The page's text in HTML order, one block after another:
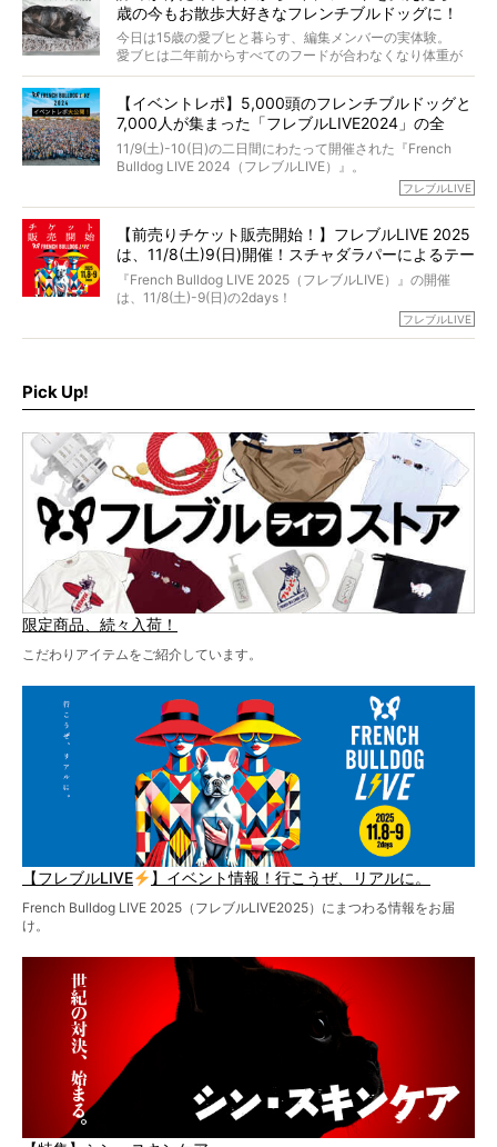
さらには、霊感がない人でも愛犬が成仏したことを知る方
法まで。
お笑い芸人だからこそ暗くなりすぎない、むしろ心がスッ
と軽くなる。
永久保存版のスペシャル対談です！
僧侶としての名は「靖賢（せいけん）」。
当時54歳という年齢にして、なぜ動物専門僧侶という道を
選んだのか。
また、愛犬の旅立ちとどのように向き合うべきなのか。
た。
歳の今もお散歩大好きなフレンチブルドッグに！
今日は15歳の愛ブヒと暮らす、編集メンバーの実体験。
愛ブヒは二年前からすべてのフードが合わなくなり体重が
激減。検査をしても異常はなく「年齢のせいですね…」と言
もう諦めるしかないのかな…そんなとき、我が家に届いたの
が「THE fu-do(ザ・フード)」の試食品でした。
そして「THE fu-do(ザ・フード)」を食べつづけて二年、愛
ブヒは15歳になり、今も元気にお散歩をしています。
今回は、二年前の絶望から今までを包み隠さず、時系列で
【イベントレポ】5,000頭のフレンチブルドッグと
7,000人が集まった「フレブルLIVE2024」の全
貌！
11/9(土)-10(日)の二日間にわたって開催された『French
Bulldog LIVE 2024（フレブルLIVE）』。
今年はのべ5,000頭のフレンチブルドッグと7,000人のフレ
day1の司会はフレブルラバーのロッチさん。day2の音楽フ
ェスには世代ど真ん中のPUFFYが出演するなど、例年以上
に豪華なラインナップ。
北は北海道、南は鹿児島県から。全国のフレンチブルドッ
グが一堂に会した「フレブルLIVE2024」の模様を、詳しく
フレブルLIVE
【前売りチケット販売開始！】フレブルLIVE 2025
は、11/8(土)9(日)開催！スチャダラパーによるテー
マソング制作も決定
『French Bulldog LIVE 2025（フレブルLIVE）』の開催
は、11/8(土)-9(日)の2days！
お得な前売りチケット、いよいよ販売スタートです！
ど、内容盛りだくさんでお送りしていますので、最後まで
お見逃しなく！
フレブルLIVE
Pick Up!
限定商品、続々入荷！
こだわりアイテムをご紹介しています。
【フレブルLIVE 】イベント情報！行こうぜ、リアルに。
French Bulldog LIVE 2025（フレブルLIVE2025）にまつわる情報をお届
け。